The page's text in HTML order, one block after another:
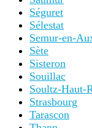
Séguret
Sélestat
Semur-en-
Sète
Sisteron
Souillac
Soultz-Haut-
Strasbourg
Tarascon